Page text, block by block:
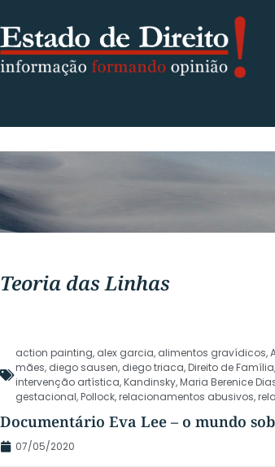
Teoria das Linhas
action painting, alex garcia, alimentos gravídicos,
mães, diego sausen, diego triaca,Direito de Família,
intervenção artística,Kandinsky,Maria Berenice
gestacional,Pollock,relacionamentos abusivos,
Documentário Eva Lee – o mundo
07/05/2020